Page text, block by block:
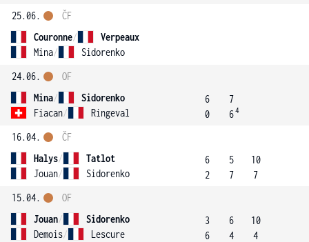
25.06.
Couronne/
Verpeaux
Mina/ Sidorenko
ČF
24.06.
Mina/
Sidorenko
Fiacan/ Ringeval
OF
6
0
7
64
16.04.
Halys/
Tatlot
Jouan/ Sidorenko
ČF
6
2
5
7
10
7
15.04.
Jouan/
Sidorenko
Demois/ Lescure
OF
3
6
6
4
10
4